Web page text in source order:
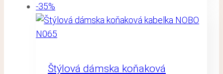
-35%
Štýlová dámska koňaková